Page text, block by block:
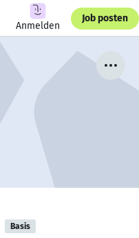
Anmelden
Job posten
Basis